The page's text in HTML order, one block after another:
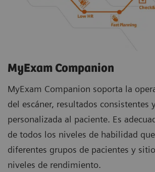
MyExam Companion
MyExam Companion soporta la
del escáner, resultados consistentes
personalizada al paciente. Es
de todos los niveles de habilidad
diferentes grupos de pacientes y
niveles de rendimiento.